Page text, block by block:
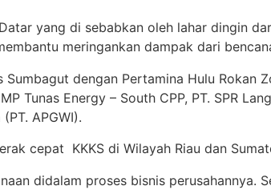
yang di sebabkan oleh lahar dingin
meringankan dampak dari
dengan Pertamina Hulu Rokan
Tunas Energy – South CPP, PT. SPR
APGWI).
cepat KKKS di Wilayah Riau dan
didalam proses bisnis perusahannya.